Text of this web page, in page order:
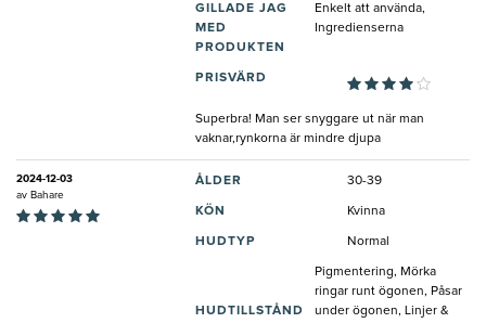
GILLADE JAG
MED
PRODUKTEN
Enkelt att använda,
Ingredienserna
PRISVÄRD
Superbra! Man ser snyggare ut när man
vaknar,rynkorna är mindre djupa
2024-12-03
av Bahare
ÅLDER 30-39
KÖN Kvinna
HUDTYP Normal
HUDTILLSTÅND
Pigmentering, Mörka
ringar runt ögonen, Påsar
under ögonen, Linjer &